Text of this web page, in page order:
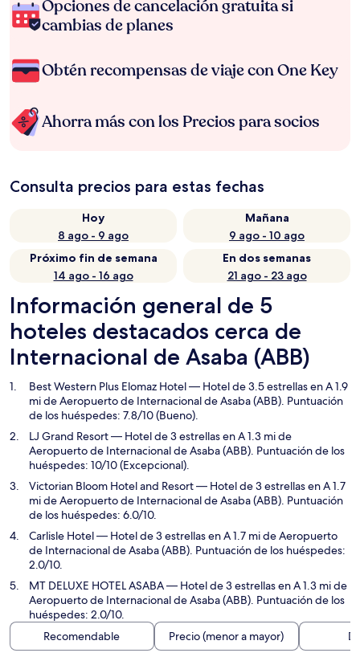
Opciones de cancelación gratuita si
cambias de planes
Obtén recompensas de viaje con One Key
Ahorra más con los Precios para socios
Consulta precios para estas fechas
Hoy
8 ago - 9 ago
Mañana
9 ago - 10 ago
Próximo fin de semana
14 ago - 16 ago
En dos semanas
21 ago - 23 ago
Información general de 5
hoteles destacados cerca de
Internacional de Asaba (ABB)
Best Western Plus Elomaz Hotel— Hotel de 3.5 estrellas en A 1.9
mi de Aeropuerto de Internacional de Asaba (ABB). Puntuación
de los huéspedes: 7.8/10 (Bueno).
LJ Grand Resort— Hotel de 3 estrellas en A 1.3 mi de
Aeropuerto de Internacional de Asaba (ABB). Puntuación de los
huéspedes: 10/10 (Excepcional).
Victorian Bloom Hotel and Resort— Hotel de 3 estrellas en A 1.7
mi de Aeropuerto de Internacional de Asaba (ABB). Puntuación
de los huéspedes: 6.0/10.
Carlisle Hotel— Hotel de 3 estrellas en A 1.7 mi de Aeropuerto
de Internacional de Asaba (ABB). Puntuación de los huéspedes:
2.0/10.
MT DELUXE HOTEL ASABA— Hotel de 3 estrellas en A 1.3 mi de
Aeropuerto de Internacional de Asaba (ABB). Puntuación de los
huéspedes: 2.0/10.
Recomendable
Precio (menor a mayor)